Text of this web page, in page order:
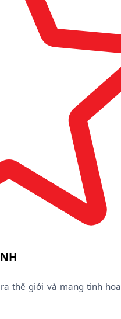
thế giới và mang tinh hoa